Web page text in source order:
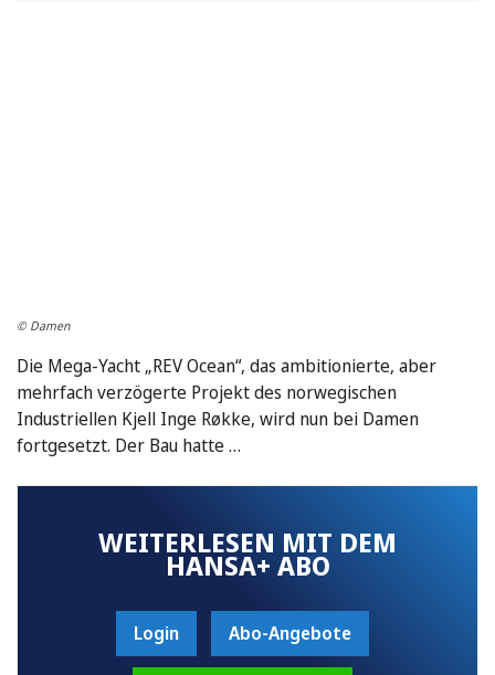
© Damen
Die Mega-Yacht „REV Ocean“, das ambitionierte, aber
mehrfach verzögerte Projekt des norwegischen
Industriellen Kjell Inge Røkke, wird nun bei Damen
fortgesetzt. Der Bau hatte …
WEITERLESEN MIT DEM
HANSA+ ABO
Login Abo-Angebote